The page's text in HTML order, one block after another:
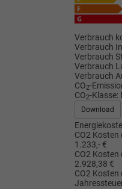
Verbrauch
Verbrauch
Verbrauch
Verbrauch
Verbrauch
CO2-
CO2-Klasse:
Download
CO2 Kosten
1.233,- €
CO2 Kosten
2.928,38 €
CO2 Kosten